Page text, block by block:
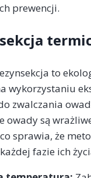
prewencji.
to
wykorzystaniu
zwalczania
owady są
sprawia, że
fazie ich